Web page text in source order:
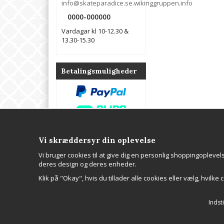
info@skateparadice.se.wikinggruppen.info
0000-000000
Vardagar kl 10-12.30 &
13.30-15.30
Betalingsmuligheder
Kontakta oss
WGR Data AB
Tel: 0000-000000
E-post:
info@skateparadice.se.wikinggruppen.info
Hos
webbhotellplats, e-
Vi skræddersyr din oplevelse
Vi bruger cookies til at give dig en personlig
deres design og deres enheder.
Klik på "Okay", hvis du tillader alle cookies eller vælg,